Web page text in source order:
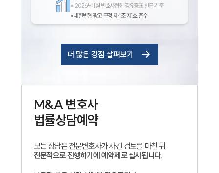
* 2026년 1월 변호사협회 경유증표 발급 기준
*대한변협 광고 규정 제4조 제1호 준수
더 많은 강점 살펴보기
M&A변호사
법률상담예약
모든 상담은 전문변호사가 사건 검토를 마친 뒤
전문적으로 진행하기에 예약제로 실시됩니다.